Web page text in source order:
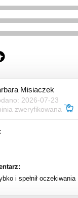
Misiaczek
2026-07-23
zweryfikowana
i spełnił oczekiwania